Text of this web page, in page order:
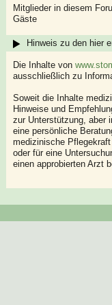
Mitglieder in diesem
Gäste
Hinweis zu den hier
Die Inhalte von
ausschließlich zu
Soweit die Inhalte
Hinweise und
zur Unterstützung, aber
eine persönliche
medizinische
oder für eine
einen approbierten Arzt